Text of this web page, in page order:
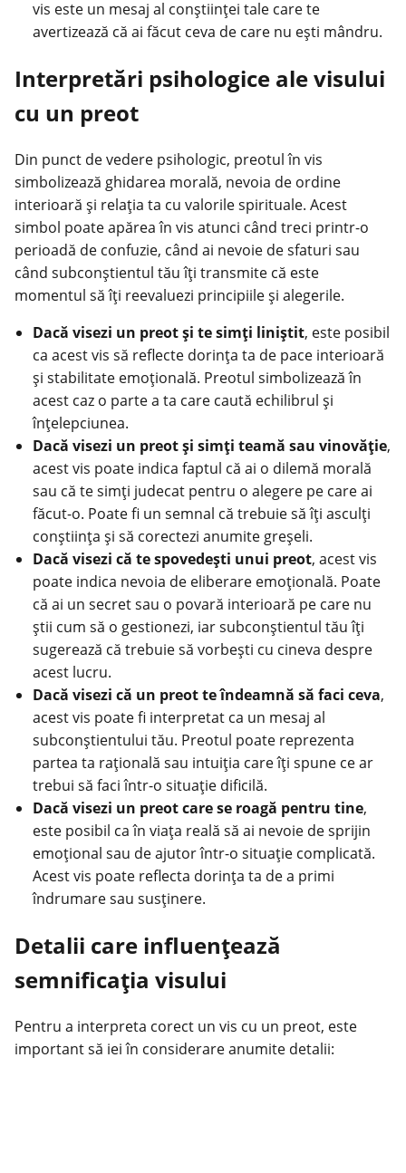
vis este un mesaj al conștiinței tale care te
avertizează că ai făcut ceva de care nu ești mândru.
Interpretări psihologice ale visului
cu un preot
Din punct de vedere psihologic, preotul în vis
simbolizează ghidarea morală, nevoia de ordine
interioară și relația ta cu valorile spirituale. Acest
simbol poate apărea în vis atunci când treci printr-o
perioadă de confuzie, când ai nevoie de sfaturi sau
când subconștientul tău îți transmite că este
momentul să îți reevaluezi principiile și alegerile.
Dacă visezi un preot și te simți liniștit, este posibil
ca acest vis să reflecte dorința ta de pace interioară
și stabilitate emoțională. Preotul simbolizează în
acest caz o parte a ta care caută echilibrul și
înțelepciunea.
Dacă visezi un preot și simți teamă sau vinovăție,
acest vis poate indica faptul că ai o dilemă morală
sau că te simți judecat pentru o alegere pe care ai
făcut-o. Poate fi un semnal că trebuie să îți asculți
conștiința și să corectezi anumite greșeli.
Dacă visezi că te spovedești unui preot, acest vis
poate indica nevoia de eliberare emoțională. Poate
că ai un secret sau o povară interioară pe care nu
știi cum să o gestionezi, iar subconștientul tău îți
sugerează că trebuie să vorbești cu cineva despre
acest lucru.
Dacă visezi că un preot te îndeamnă să faci ceva,
acest vis poate fi interpretat ca un mesaj al
subconștientului tău. Preotul poate reprezenta
partea ta rațională sau intuiția care îți spune ce ar
trebui să faci într-o situație dificilă.
Dacă visezi un preot care se roagă pentru tine,
este posibil ca în viața reală să ai nevoie de sprijin
emoțional sau de ajutor într-o situație complicată.
Acest vis poate reflecta dorința ta de a primi
îndrumare sau susținere.
Detalii care influențează
semnificația visului
Pentru a interpreta corect un vis cu un preot, este
important să iei în considerare anumite detalii: